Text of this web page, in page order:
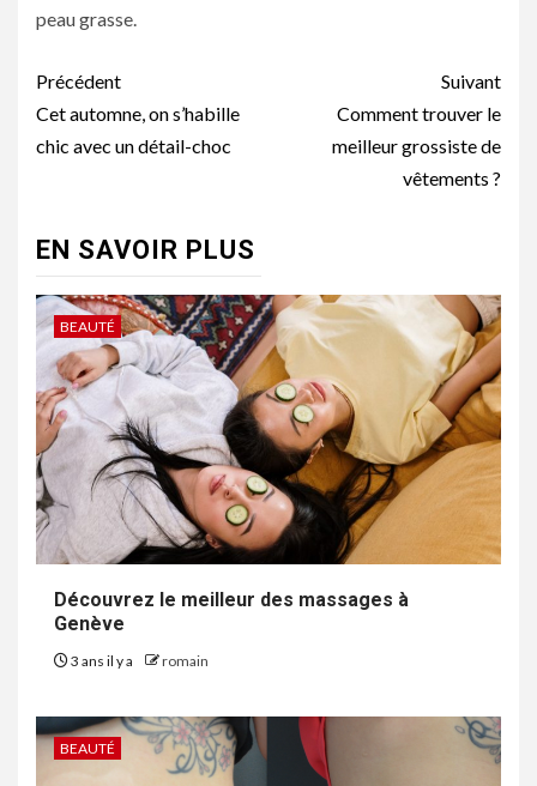
peau grasse.
Navigation
d’article
Précédent
Cet automne, on s’habille
chic avec un détail-choc
Suivant
Comment trouver le
meilleur grossiste de
vêtements ?
EN SAVOIR PLUS
BEAUTÉ
Découvrez le meilleur des massages à
Genève
3 ans il y a romain
BEAUTÉ